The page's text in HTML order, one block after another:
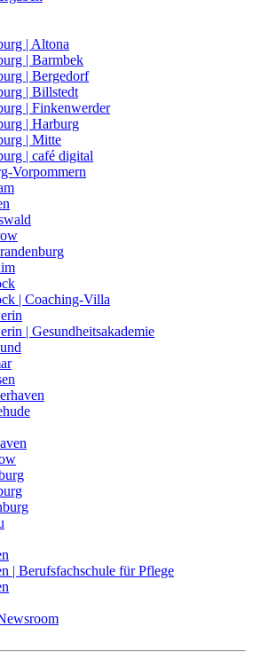
| Altona
| Barmbek
| Bergedorf
| Billstedt
| Finkenwerder
| Harburg
| Mitte
| café digital
Vorpommern
| Coaching-Villa
| Gesundheitsakademie
| Berufsfachschule für Pflege